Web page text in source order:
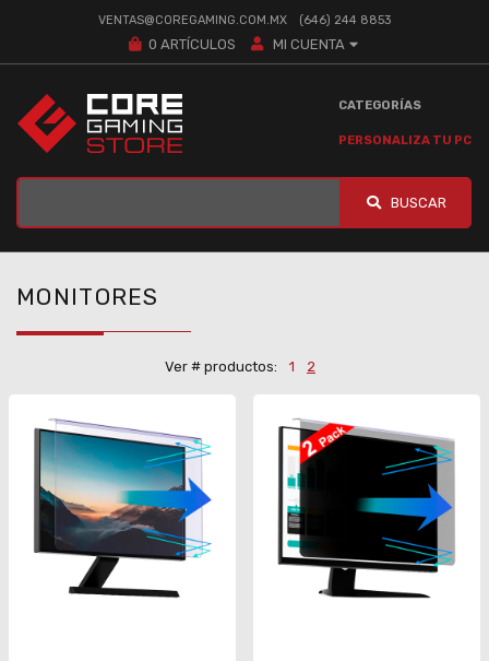
VENTAS@COREGAMING.COM.MX (646) 244 8853
0 ARTÍCULOS MI CUENTA
CATEGORÍAS
PERSONALIZA TU PC
BUSCAR
MONITORES
Ver # productos: 1 2